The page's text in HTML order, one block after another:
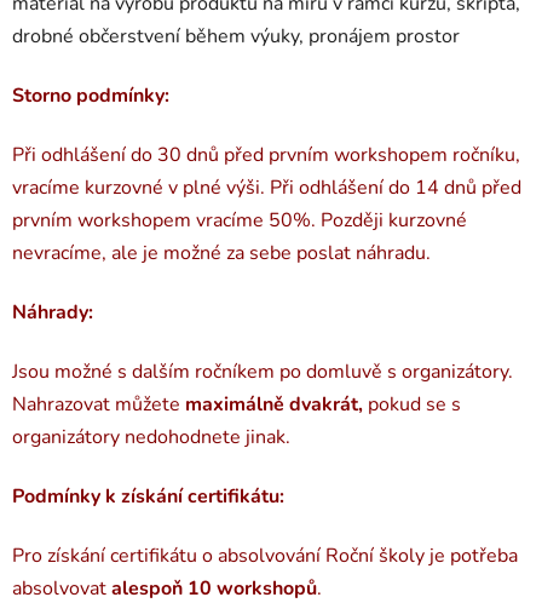
drobné občerstvení během výuky, pronájem prostor
Storno podmínky:
Při odhlášení do 30 dnů před prvním workshopem ročníku,
vracíme kurzovné v plné výši. Při odhlášení do 14 dnů před
prvním workshopem vracíme 50%. Později kurzovné
nevracíme, ale je možné za sebe poslat náhradu.
Náhrady:
Jsou možné s dalším ročníkem po domluvě s organizátory.
Nahrazovat můžete maximálně dvakrát, pokud se s
organizátory nedohodnete jinak.
Podmínky k získání certifikátu:
Pro získání certifikátu o absolvování Roční školy je potřeba
absolvovatalespoň 10 workshopů.